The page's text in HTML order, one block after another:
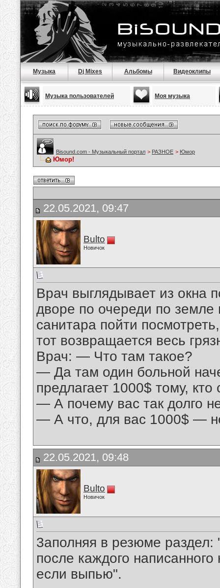
Музыка Dj Mixes Альбомы Видеоклипы
Музыка пользователей Моя музыка
Bisound.com - Музыкальный портал > РАЗНОЕ > Юмор
Юмор!
22.05.2021, 09:47
Bulto
Новичок
Врач выглядывает из окна
дворе по очереди по земле
санитара пойти
тот возвращается весь
Врач: — Что там такое?
— Да там один больной
предлагает 1000$ тому,
— А почему вас так долго
— А что, для вас 1000$ —
22.05.2021, 09:48
Bulto
Новичок
3аполняя в резюме
после каждого
если выпью".